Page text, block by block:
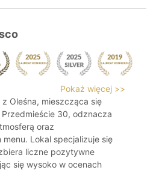
Pokaż więcej >>
z Oleśna, mieszcząca się
Przedmieście 30, odznacza
oraz
Lokal specjalizuje się
liczne pozytywne
się wysoko w ocenach